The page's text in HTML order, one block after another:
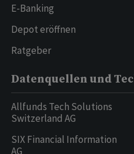
E-Banking
Depot eröffnen
Ratgeber
Datenquellen und
Allfunds Tech Solutions
Switzerland AG
SIX Financial Information
AG